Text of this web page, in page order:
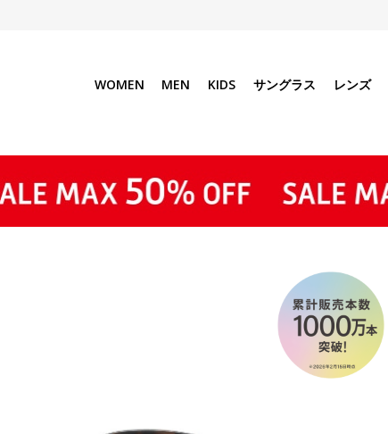
WOMEN MEN KIDS サングラス レンズ